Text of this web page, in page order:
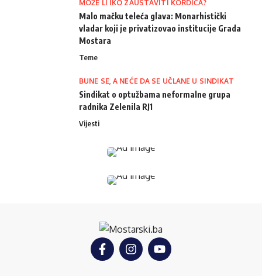
MOŽE LI IKO ZAUSTAVITI KORDIĆA?
Malo mačku teleća glava: Monarhistički
vladar koji je privatizovao institucije Grada
Mostara
Teme
BUNE SE, A NEĆE DA SE UČLANE U SINDIKAT
Sindikat o optužbama neformalne grupa
radnika Zelenila RJ1
Vijesti